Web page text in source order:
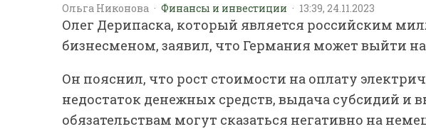
Ольга Никонова · Финансы и инвестиции · 13:39, 24.11.2023
Олег Дерипаска, который является российским
бизнесменом, заявил, что Германия может выйти
Он пояснил, что рост стоимости на оплату
недостаток денежных средств, выдача субсидий и
обязательствам могут сказаться негативно на